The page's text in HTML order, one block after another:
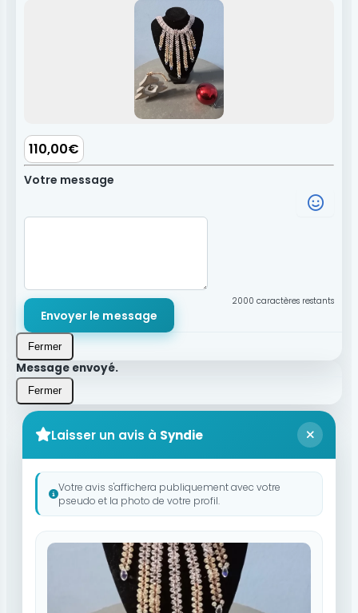
110,00€
Votre message
2000 caractères restants
Envoyer le message
Fermer
Message envoyé.
Fermer
Laisser un avis à Syndie
Votre avis s'affichera publiquement avec votre
pseudo et la photo de votre profil.